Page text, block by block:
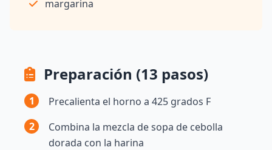
margarina
Preparación (13 pasos)
1
Precalienta el horno a 425 grados F
2
Combina la mezcla de sopa de cebolla
dorada con la harina